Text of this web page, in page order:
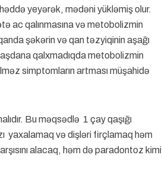
yeyərək, mədəni yükləmiş olur.
ac qalınmasına və metobolizmin
şəkərin və qan təzyiqinin aşağı
qalxmadıqda metobolizmin
simptomların artması müşahidə
Bu məqsədlə 1 çay qaşığı
yaxalamaq və dişləri firçlamaq həm
alacaq, həm də paradontoz kimi